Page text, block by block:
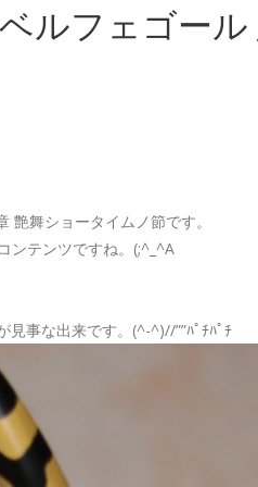
ルフェゴー
舞ショータイムノ節です。
ンテンツですね。(;^_^A
事な出来です。(^-^)//””ﾊﾟﾁﾊﾟﾁ